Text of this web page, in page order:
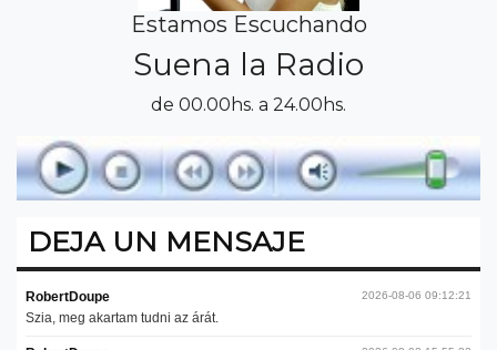
Estamos Escuchando
Suena la Radio
de 00.00hs. a 24.00hs.
DEJA UN MENSAJE